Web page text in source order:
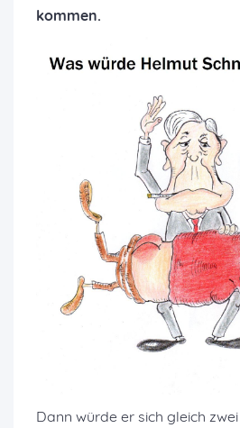
kommen.
Dann würde er sich gleich